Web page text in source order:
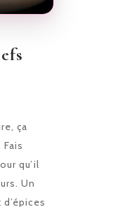
ça
qu’il
Un